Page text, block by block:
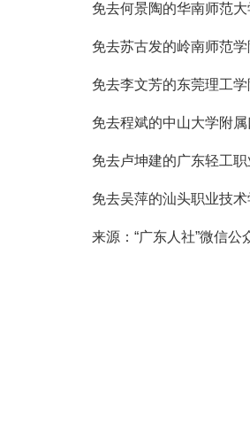
免去何景陶的华南师范
免去苏古发的岭南师范
免去李文芳的东莞理工
免去程斌的中山大学附
免去卢坤建的广东轻工
免去吴萍的汕头职业技术
来源：“广东人社”微信公